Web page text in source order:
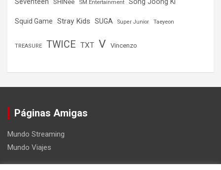
SHINee SM Entertainment Song Joong Ki
Squid Game Stray Kids SUGA Super Junior Taeyeon
TREASURE TWICE TXT V Vincenzo
Páginas Amigas
Mundo Streaming
Mundo Viajes